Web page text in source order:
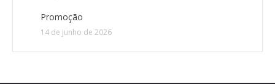
Promoção
14 de junho de 2026